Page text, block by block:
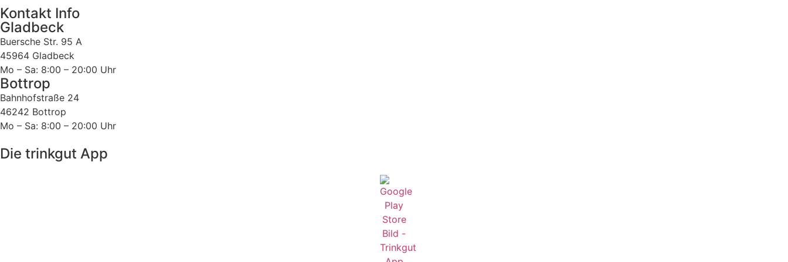
Kontakt Info
Gladbeck
Buersche Str. 95 A
45964 Gladbeck
Mo – Sa: 8:00 – 20:00 Uhr
Bottrop
Bahnhofstraße 24
46242 Bottrop
Mo – Sa: 8:00 – 20:00 Uhr
Die trinkgut App